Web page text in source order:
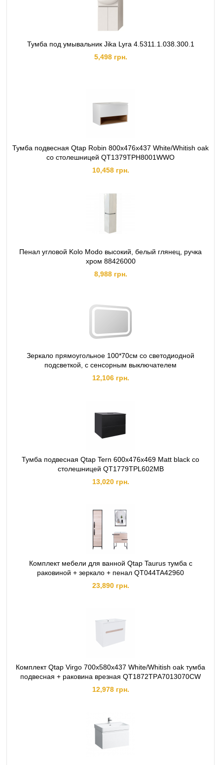
Тумба под умывальник Jika Lyra 4.5311.1.038.300.1
5,498 грн.
Тумба подвесная Qtap Robin 800х476х437 White/Whitish oak
со столешницей QT1379TPН8001WWO
10,458 грн.
Пенал угловой Kolo Modo высокий, белый глянец, ручка
хром 88426000
8,988 грн.
Зеркало прямоугольное 100*70см со светодиодной
подсветкой, с сенсорным выключателем
12,106 грн.
Тумба подвесная Qtap Tern 600х476х469 Matt black со
столешницей QT1779TPL602MB
13,020 грн.
Комплект мебели для ванной Qtap Taurus тумба с
раковиной + зеркало + пенал QT044TA42960
23,890 грн.
Комплект Qtap Virgo 700х580х437 White/Whitish oak тумба
подвесная + раковина врезная QT1872TPА7013070CW
12,978 грн.